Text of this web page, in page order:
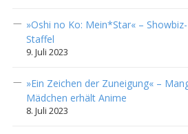
»Oshi no Ko: Mein*Star« –
Staffel
9. Juli 2023
»Ein Zeichen der Zuneigung« –
Mädchen erhält Anime
8. Juli 2023